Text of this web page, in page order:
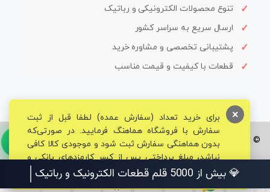
تنوع محصولات الکترونیکی و رباتیک
ارسال سریع به سراسر کشور
پشتیبانی تخصصی و مشاوره خرید
قطعات با کیفیت و قیمت مناسب
© تمامی حقوق برای فروشگاه تخصصی قم الکترونیک محفوظ می‌باشد.
برای خرید تعداد (سفارش عمده) لطفا قبل از ثبت
سفارش با فروشگاه هماهنگ فرمایید. در صورتی‌که
بدون هماهنگی سفارش ثبت شود و موجودی کالا کافی
نباشد، مبلغ پرداختی پس از کسر کارمزدهای بانکی و
مالیاتی به حساب شما بازگشت داده خواهد شد.
×
💎 بیش از 5000 قلم قطعات الکترونیک و رباتیک